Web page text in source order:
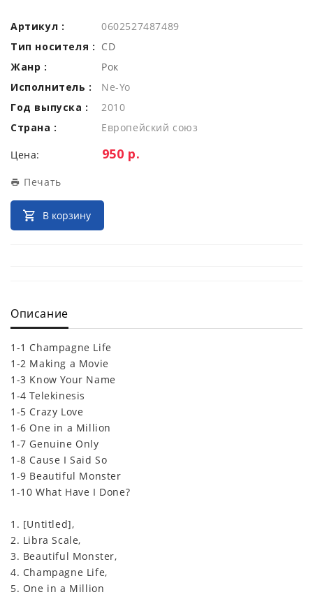
Артикул :
0602527487489
Тип носителя : CD
Жанр :
Рок
Исполнитель :
Ne-Yo
Год выпуска :
2010
Страна :
Европейский союз
Цена: Цена:
950 р.
Печать
В корзину
Описание
1-1 Champagne Life
1-2 Making a Movie
1-3 Know Your Name
1-4 Telekinesis
1-5 Crazy Love
1-6 One in a Million
1-7 Genuine Only
1-8 Cause I Said So
1-9 Beautiful Monster
1-10 What Have I Done?
1. [Untitled],
2. Libra Scale,
3. Beautiful Monster,
4. Champagne Life,
5. One in a Million